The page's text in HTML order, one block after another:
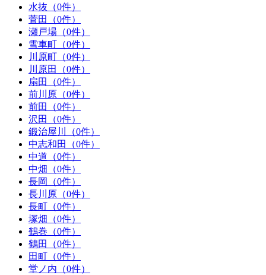
水抜（0件）
菅田（0件）
瀬戸場（0件）
雪車町（0件）
川原町（0件）
川原田（0件）
扇田（0件）
前川原（0件）
前田（0件）
沢田（0件）
鍛治屋川（0件）
中志和田（0件）
中道（0件）
中畑（0件）
長岡（0件）
長川原（0件）
長町（0件）
塚畑（0件）
鶴巻（0件）
鶴田（0件）
田町（0件）
堂ノ内（0件）